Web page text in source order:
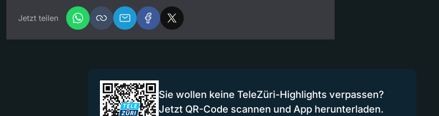
Jetzt teilen
Sie wollen keine TeleZüri-Highlights verpassen?
Jetzt QR-Code scannen und App herunterladen.